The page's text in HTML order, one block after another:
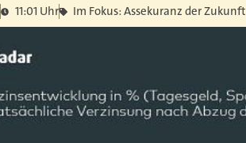
11:01 Uhr Im Fokus: Assekuranz der Zukunft